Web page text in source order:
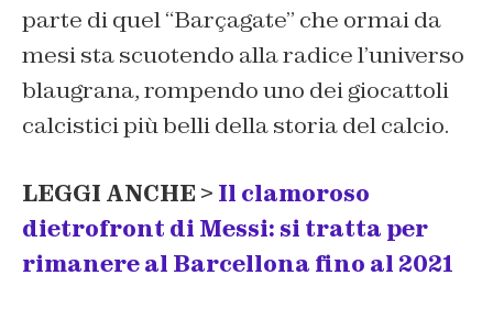
parte di quel “Barçagate” che ormai da
mesi sta scuotendo alla radice l’universo
blaugrana, rompendo uno dei giocattoli
calcistici più belli della storia del calcio.
LEGGI ANCHE > Il clamoroso
dietrofront di Messi: si tratta per
rimanere al Barcellona fino al 2021